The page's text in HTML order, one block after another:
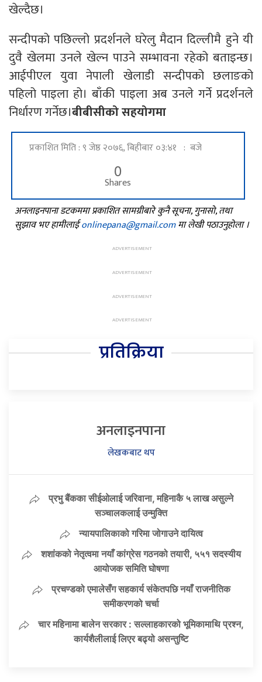
खेल्दैछ।
सन्दीपको पछिल्लो प्रदर्शनले घरेलु मैदान दिल्लीमै हुने यी
दुवै खेलमा उनले खेल्न पाउने सम्भावना रहेको बताइन्छ।
आईपीएल युवा नेपाली खेलाडी सन्दीपको छलाङको
पहिलो पाइला हो। बाँकी पाइला अब उनले गर्ने प्रदर्शनले
निर्धारण गर्नेछ।बीबीसीको सहयोगमा
प्रकाशित मिति : ९ जेष्ठ २०७६, बिहीबार ०३:४१ : बजे
0
Shares
अनलाइनपाना डटकममा प्रकाशित सामग्रीबारे कुनै सूचना, गुनासो, तथा
सुझाव भए हामीलाईonlinepana@gmail.comमा लेखी पठाउनुहोला ।
प्रतिक्रिया
अनलाइनपाना
लेखकबाट थप
प्रभु बैंकका सीईओलाई जरिवाना, महिनाकै ५ लाख असुल्ने
सञ्चालकलाई उन्मुक्ति
न्यायपालिकाको गरिमा जोगाउने दायित्व
शशांकको नेतृत्वमा नयाँ कांग्रेस गठनको तयारी, ५५१ सदस्यीय
आयोजक समिति घोषणा
प्रचण्डको एमालेसँग सहकार्य संकेतपछि नयाँ राजनीतिक
समीकरणको चर्चा
चार महिनामा बालेन सरकार : सल्लाहकारको भूमिकामाथि प्रश्न,
कार्यशैलीलाई लिएर बढ्यो असन्तुष्टि